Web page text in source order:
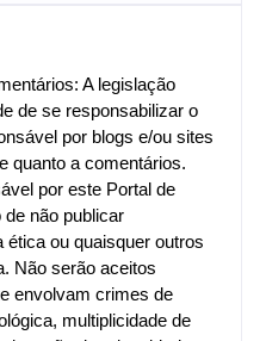
A legislação
de se responsabilizar o
por blogs e/ou sites
quanto a comentários.
por este Portal de
não publicar
ou quaisquer outros
Não serão aceitos
envolvam crimes de
multiplicidade de